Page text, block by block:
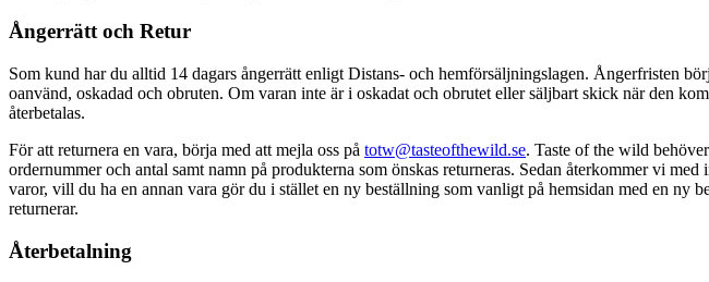
Ångerrätt och Retur
Som kund har du alltid 14 dagars ångerrätt enligt Distans- och hemförsäljningslagen. Ångerfristen
oanvänd, oskadad och obruten. Om varan inte är i oskadat och obrutet eller säljbart skick när den
återbetalas.
För att returnera en vara, börja med att mejla oss på totw@tasteofthewild.se. Taste of the wild
ordernummer och antal samt namn på produkterna som önskas returneras. Sedan återkommer vi
varor, vill du ha en annan vara gör du i stället en ny beställning som vanligt på hemsidan med en ny
returnerar.
Återbetalning